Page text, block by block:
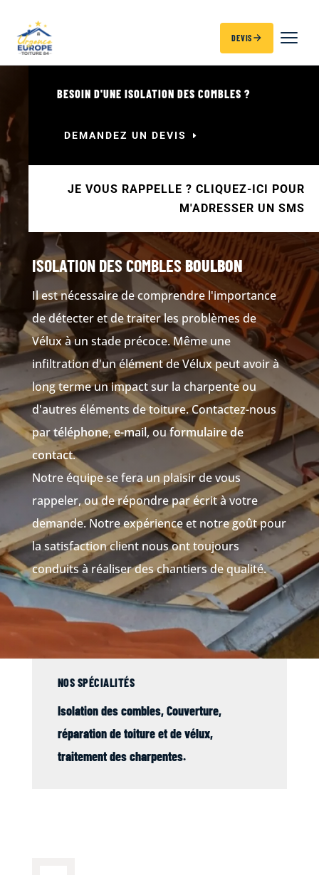
DEVIS
BESOIN D'UNE ISOLATION DES COMBLES ?
DEMANDEZ UN DEVIS
JE VOUS RAPPELLE ? CLIQUEZ-ICI POUR
M'ADRESSER UN SMS
ISOLATION DES COMBLESBOULBON
Il est nécessaire de comprendre l'importance
de détecter et de traiter les problèmes de
Vélux à un stade précoce. Même une
infiltration d'un élément de Vélux peut avoir à
long terme un impact sur la charpente ou
d'autres éléments de toiture. Contactez-nous
partéléphone,e-mail, ouformulaire de
contact.
Notre équipe se fera un plaisir de vous
rappeler, ou de répondre par écrit à votre
demande. Notre expérience et notre goût pour
la satisfaction client nous ont toujours
conduits à réaliser des chantiers de qualité.
NOS SPÉCIALITÉS
Isolation des combles,Couverture,
réparation detoitureet devélux,
traitement des charpentes.